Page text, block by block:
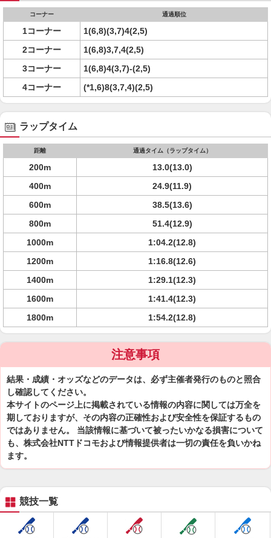
コーナー 通過順位
1コーナー
1(6,8)(3,7)4(2,5)
2コーナー
1(6,8)3,7,4(2,5)
3コーナー
1(6,8)4(3,7)-(2,5)
4コーナー
(*1,6)8(3,7,4)(2,5)
ラップタイム
距離 通過タイム（ラップタイム）
200m
13.0(13.0)
400m
24.9(11.9)
600m
38.5(13.6)
800m
51.4(12.9)
1000m
1:04.2(12.8)
1200m
1:16.8(12.6)
1400m
1:29.1(12.3)
1600m
1:41.4(12.3)
1800m
1:54.2(12.8)
注意事項
結果・成績・オッズなどのデータは、必ず主催者発行のものと照合
し確認してください。
本サイトのページ上に掲載されている情報の内容に関しては万全を
期しておりますが、その内容の正確性および安全性を保証するもの
ではありません。 当該情報に基づいて被ったいかなる損害について
も、株式会社NTTドコモおよび情報提供者は一切の責任を負いかね
ます。
競技一覧